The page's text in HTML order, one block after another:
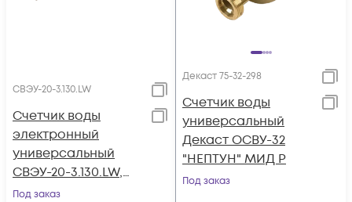
СВЭУ-20-3.130.LW
Счетчик воды
электронный
универсальный
СВЭУ-20-3.130.LW,
СЭТ.469333.148-11.03,
Под заказ
Декаст 75-32-298
Счетчик воды
универсальный
Декаст ОСВУ-32
"НЕПТУН" МИД Р
Под заказ